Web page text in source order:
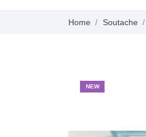
Home Soutache
NEW